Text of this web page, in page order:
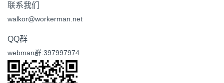
联系我们
walkor@workerman.net
QQ群
webman群:397997974